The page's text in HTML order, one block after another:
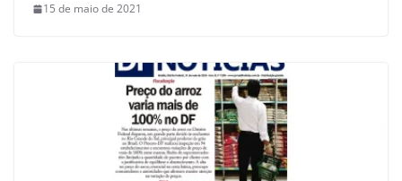
15 de maio de 2021